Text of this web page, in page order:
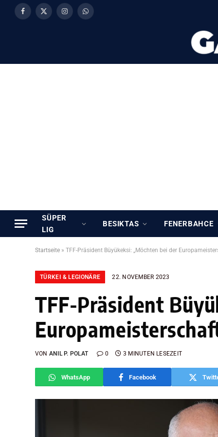
Facebook
X
InstagramWhatsApp
SÜPER
LIG
BESIKTAS FENERBAHCE
Startseite » TFF-Präsident Büyükeksi: „Möchten bei der
TÜRKEI & LEGIONÄRE 22. NOVEMBER 2023
TFF-Präsident
VON ANIL P. POLAT 0 3 MINUTEN LESEZEIT
WhatsApp Facebook